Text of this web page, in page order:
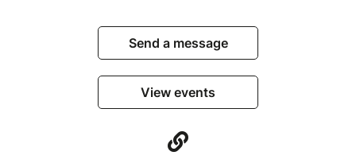
Send a message
View events